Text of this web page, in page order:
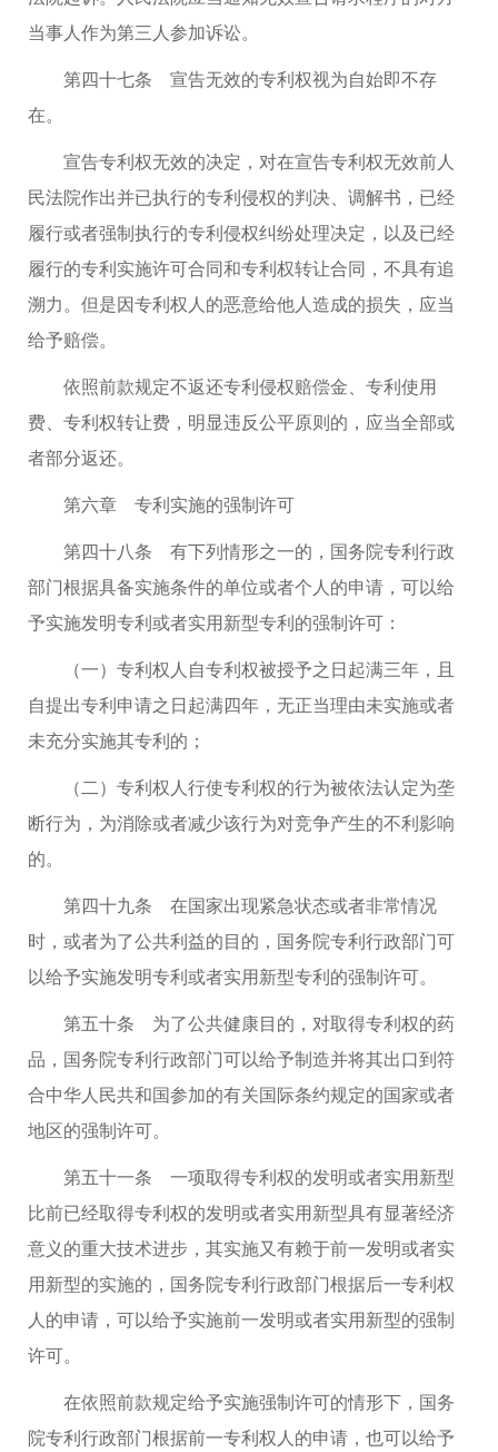
当事人作为第三人参加诉讼。
第四十七条 宣告无效的专利权视为自始即不存
在。
宣告专利权无效的决定，对在宣告专利权无效前人
民法院作出并已执行的专利侵权的判决、调解书，已经
履行或者强制执行的专利侵权纠纷处理决定，以及已经
履行的专利实施许可合同和专利权转让合同，不具有追
溯力。但是因专利权人的恶意给他人造成的损失，应当
给予赔偿。
依照前款规定不返还专利侵权赔偿金、专利使用
费、专利权转让费，明显违反公平原则的，应当全部或
者部分返还。
第六章 专利实施的强制许可
第四十八条 有下列情形之一的，国务院专利行政
部门根据具备实施条件的单位或者个人的申请，可以给
予实施发明专利或者实用新型专利的强制许可：
（一）专利权人自专利权被授予之日起满三年，且
自提出专利申请之日起满四年，无正当理由未实施或者
未充分实施其专利的；
（二）专利权人行使专利权的行为被依法认定为垄
断行为，为消除或者减少该行为对竞争产生的不利影响
的。
第四十九条 在国家出现紧急状态或者非常情况
时，或者为了公共利益的目的，国务院专利行政部门可
以给予实施发明专利或者实用新型专利的强制许可。
第五十条 为了公共健康目的，对取得专利权的药
品，国务院专利行政部门可以给予制造并将其出口到符
合中华人民共和国参加的有关国际条约规定的国家或者
地区的强制许可。
第五十一条 一项取得专利权的发明或者实用新型
比前已经取得专利权的发明或者实用新型具有显著经济
意义的重大技术进步，其实施又有赖于前一发明或者实
用新型的实施的，国务院专利行政部门根据后一专利权
人的申请，可以给予实施前一发明或者实用新型的强制
许可。
在依照前款规定给予实施强制许可的情形下，国务
院专利行政部门根据前一专利权人的申请，也可以给予